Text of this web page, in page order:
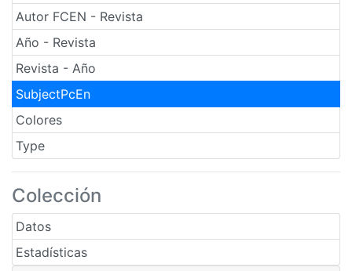
Autor FCEN - Revista
Año - Revista
Revista - Año
SubjectPcEn
Colores
Type
Colección
Datos
Estadísticas